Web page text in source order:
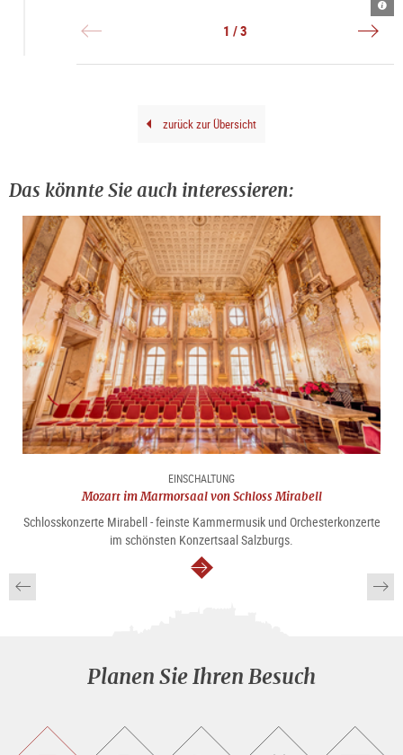
©
1 / 3
zurück zur Übersicht
Das könnte Sie auch interessieren:
EINSCHALTUNG
Mozart im Marmorsaal von Schloss Mirabell
Schlosskonzerte Mirabell - feinste Kammermusik und Orchesterkonzerte
im schönsten Konzertsaal Salzburgs.
weiter
Planen Sie Ihren Besuch